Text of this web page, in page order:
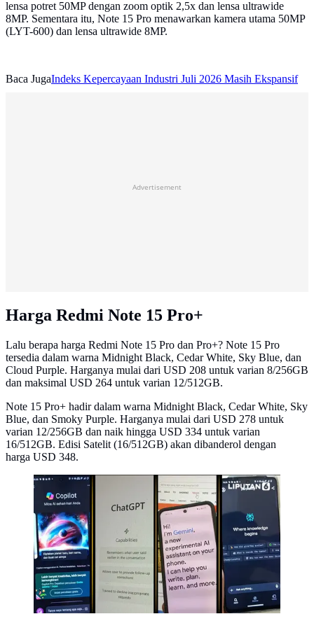
lensa potret 50MP dengan zoom optik 2,5x dan lensa ultrawide
8MP. Sementara itu, Note 15 Pro menawarkan kamera utama 50MP
(LYT-600) dan lensa ultrawide 8MP.
Baca JugaIndeks Kepercayaan Industri Juli 2026 Masih Ekspansif
Advertisement
Harga Redmi Note 15 Pro+
Lalu berapa harga Redmi Note 15 Pro dan Pro+? Note 15 Pro
tersedia dalam warna Midnight Black, Cedar White, Sky Blue, dan
Cloud Purple. Harganya mulai dari USD 208 untuk varian 8/256GB
dan maksimal USD 264 untuk varian 12/512GB.
Note 15 Pro+ hadir dalam warna Midnight Black, Cedar White, Sky
Blue, dan Smoky Purple. Harganya mulai dari USD 278 untuk
varian 12/256GB dan naik hingga USD 334 untuk varian
16/512GB. Edisi Satelit (16/512GB) akan dibanderol dengan
harga USD 348.
Banner Infografis 4 Rekomendasi Chatbot AI Terbaik.
(Liputan6.com/Gotri/Abdillah)